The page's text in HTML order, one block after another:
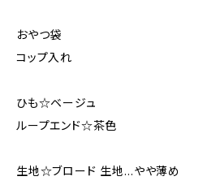
おやつ袋
コップ入れ
ひも☆ベージュ
ループエンド☆茶色
生地☆ブロード 生地…やや薄め